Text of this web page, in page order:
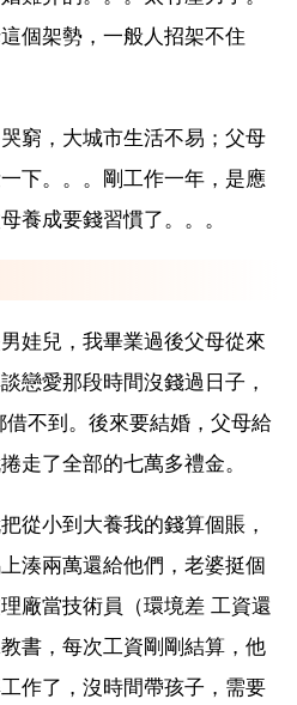
個架勢，一般人招架不住
窮，大城市生活不易；父母
下。。。剛工作一年，是應
養成要錢習慣了。。。
娃兒，我畢業過後父母從來
戀愛那段時間沒錢過日子，
不到。後來要結婚，父母給
走了全部的七萬多禮金。
從小到大養我的錢算個賬，
湊兩萬還給他們，老婆挺個
廠當技術員（環境差 工資還
書，每次工資剛剛結算，他
作了，沒時間帶孩子，需要